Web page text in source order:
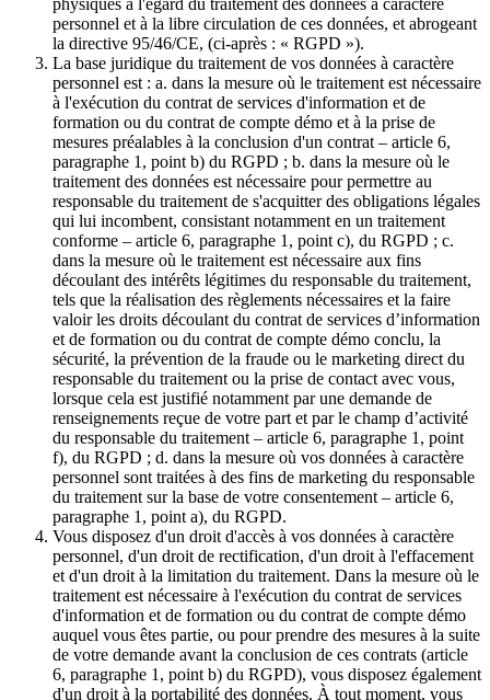
physiques à l'égard du traitement des données à caractère
personnel et à la libre circulation de ces données, et abrogeant
la directive 95/46/CE, (ci-après : « RGPD »).
La base juridique du traitement de vos données à caractère
personnel est : a. dans la mesure où le traitement est nécessaire
à l'exécution du contrat de services d'information et de
formation ou du contrat de compte démo et à la prise de
mesures préalables à la conclusion d'un contrat – article 6,
paragraphe 1, point b) du RGPD ; b. dans la mesure où le
traitement des données est nécessaire pour permettre au
responsable du traitement de s'acquitter des obligations légales
qui lui incombent, consistant notamment en un traitement
conforme – article 6, paragraphe 1, point c), du RGPD ; c.
dans la mesure où le traitement est nécessaire aux fins
découlant des intérêts légitimes du responsable du traitement,
tels que la réalisation des règlements nécessaires et la faire
valoir les droits découlant du contrat de services d’information
et de formation ou du contrat de compte démo conclu, la
sécurité, la prévention de la fraude ou le marketing direct du
responsable du traitement ou la prise de contact avec vous,
lorsque cela est justifié notamment par une demande de
renseignements reçue de votre part et par le champ d’activité
du responsable du traitement – article 6, paragraphe 1, point
f), du RGPD ; d. dans la mesure où vos données à caractère
personnel sont traitées à des fins de marketing du responsable
du traitement sur la base de votre consentement – article 6,
paragraphe 1, point a), du RGPD.
Vous disposez d'un droit d'accès à vos données à caractère
personnel, d'un droit de rectification, d'un droit à l'effacement
et d'un droit à la limitation du traitement. Dans la mesure où le
traitement est nécessaire à l'exécution du contrat de services
d'information et de formation ou du contrat de compte démo
auquel vous êtes partie, ou pour prendre des mesures à la suite
de votre demande avant la conclusion de ces contrats (article
6, paragraphe 1, point b) du RGPD), vous disposez également
d'un droit à la portabilité des données. À tout moment, vous